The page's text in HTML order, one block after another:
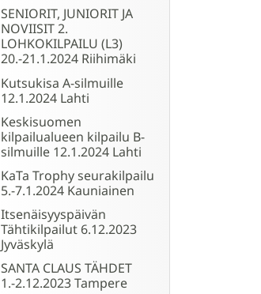
SENIORIT, JUNIORIT JA
NOVIISIT 2.
LOHKOKILPAILU (L3)
20.-21.1.2024 Riihimäki
Kutsukisa A-silmuille
12.1.2024 Lahti
Keskisuomen
kilpailualueen kilpailu B-
silmuille 12.1.2024 Lahti
KaTa Trophy seurakilpailu
5.-7.1.2024 Kauniainen
Itsenäisyyspäivän
Tähtikilpailut 6.12.2023
Jyväskylä
SANTA CLAUS TÄHDET
1.-2.12.2023 Tampere